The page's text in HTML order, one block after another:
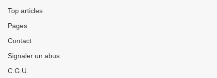
Top articles
Pages
Contact
Signaler un abus
C.G.U.